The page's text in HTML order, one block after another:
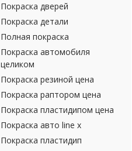
Покраска дверей
Покраска детали
Полная покраска
Покраска автомобиля
целиком
Покраска резиной цена
Покраска раптором цена
Покраска пластидипом цена
Покраска авто line x
Покраска пластидип